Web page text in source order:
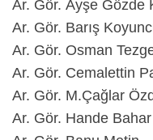
Ar. Gör. Ayşe Gözde
Ar. Gör. Barış
Ar. Gör. Osman
Ar. Gör. Cemalettin
Ar. Gör. M.Çağlar
Ar. Gör. Hande